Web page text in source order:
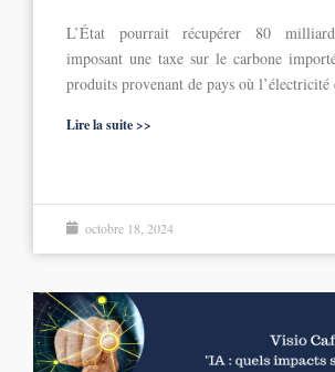
L’État pourrait récupérer 80
imposant une taxe sur le carbone
produits provenant de pays où l’électricité
Lire la suite >>
octobre 18, 2024